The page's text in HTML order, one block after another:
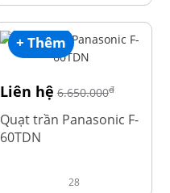
+ Thêm
Liên hệ 6.650.000đ
Quạt trần Panasonic F-
60TDN
28